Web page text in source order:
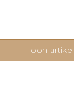
Toon artikel